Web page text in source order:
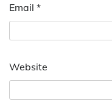
Email *
Website